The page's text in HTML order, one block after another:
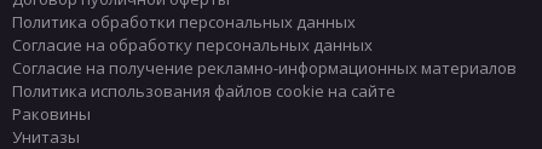
Политика обработки персональных данных
Согласие на обработку персональных данных
Согласие на получение рекламно-информационных материалов
Политика использования файлов cookie на сайте
Раковины
Унитазы